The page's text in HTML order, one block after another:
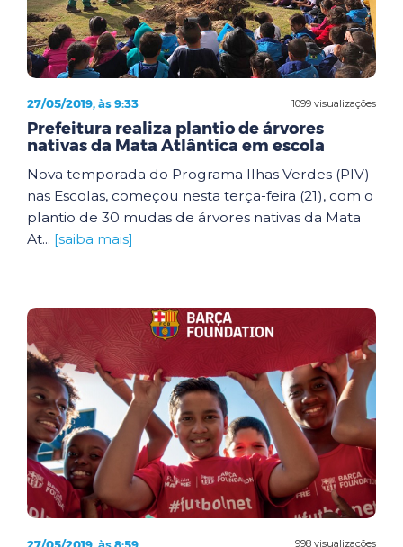
1099 visualizações
27/05/2019, às 9:33
Prefeitura realiza plantio de árvores
nativas da Mata Atlântica em escola
Nova temporada do Programa Ilhas Verdes (PIV)
nas Escolas, começou nesta terça-feira (21), com o
plantio de 30 mudas de árvores nativas da Mata
At... [saiba mais]
998 visualizações
27/05/2019, às 8:59